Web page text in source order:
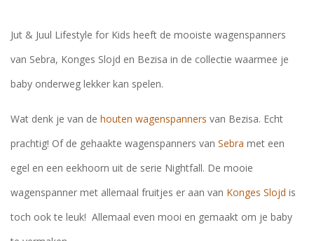
Jut & Juul Lifestyle for Kids heeft de mooiste wagenspanners
van Sebra, Konges Slojd en Bezisa in de collectie waarmee je
baby onderweg lekker kan spelen.
Wat denk je van de houten wagenspanners van Bezisa. Echt
prachtig! Of de gehaakte wagenspanners van Sebra met een
egel en een eekhoorn uit de serie Nightfall. De mooie
wagenspanner met allemaal fruitjes er aan van Konges Slojd is
toch ook te leuk! Allemaal even mooi en gemaakt om je baby